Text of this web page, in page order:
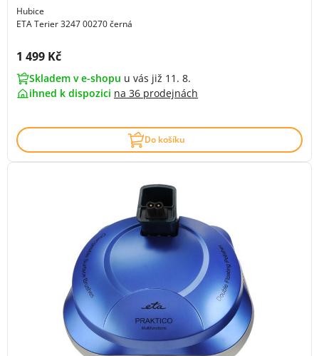
Hubice
ETA Terier 3247 00270 černá
Cena s DPH:
1 499 Kč
Skladem v e-shopu u vás již 11. 8.
ihned k dispozici na 36 prodejnách
Do košíku